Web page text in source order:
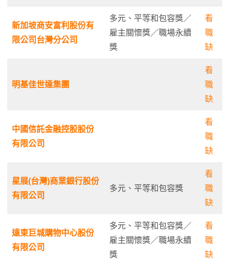
新加坡商安富利股份有
限公司台灣分公司
多元、平等和包容獎／
雇主關懷獎／職場永續
獎
看
職
缺
明基佳世達集團
看
職
缺
中國信託金融控股股份
有限公司
看
職
缺
星展(台灣)商業銀行股份
有限公司
多元、平等和包容獎
看
職
缺
遠東巨城購物中心股份
有限公司
多元、平等和包容獎／
雇主關懷獎／職場永續
獎
看
職
缺